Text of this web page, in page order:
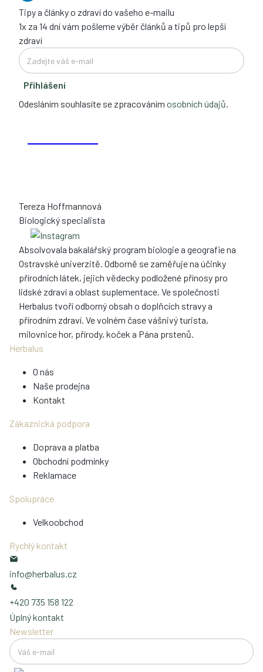
Tipy a články o zdraví do vašeho e-mailu
1x za 14 dní vám pošleme výběr článků a tipů pro lepší
zdraví
Přihlášení
Odesláním souhlasíte se zpracováním osobních údajů
Tereza Hoffmannová
Biologický specialista
Absolvovala bakalářský program biologie a geografie na
Ostravské univerzitě. Odborně se zaměřuje na účinky
přírodních látek, jejich vědecky podložené přínosy pro
lidské zdraví a oblast suplementace. Ve společnosti
Herbalus tvoří odborný obsah o doplňcích stravy a
přírodním zdraví. Ve volném čase vášnivý turista,
milovnice hor, přírody, koček a Pána prstenů.
Herbalus
O nás
Naše prodejna
Kontakt
Zákaznická podpora
Doprava a platba
Obchodní podmínky
Reklamace
Spolupráce
Velkoobchod
Rychlý kontakt
info@herbalus.cz
+420 735 158 122
Úplný kontakt
Newsletter